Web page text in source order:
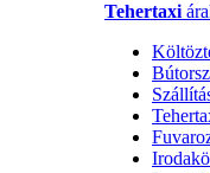
Tehertaxi